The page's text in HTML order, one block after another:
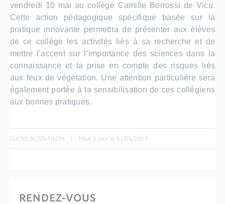
vendredi 10 mai au collège Camille Borrossi de Vicu.
Cette action pédagogique spécifique basée sur la
pratique innovante permettra de présenter aux élèves
de ce collège les activités liés à sa recherche et de
mettre l’accent sur l’importance des sciences dans la
connaissance et la prise en compte des risques liés
aux feux de végétation. Une attention particulière sera
également portée à la sensibilisation de ces collégiens
aux bonnes pratiques.
LUCILE ROSSI-TISON | Mise à jour le 03/05/2019
RENDEZ-VOUS